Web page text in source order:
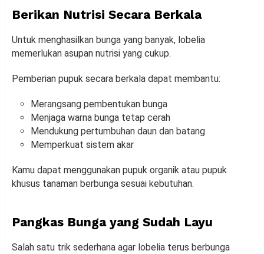
Berikan Nutrisi Secara Berkala
Untuk menghasilkan bunga yang banyak, lobelia
memerlukan asupan nutrisi yang cukup.
Pemberian pupuk secara berkala dapat membantu:
Merangsang pembentukan bunga
Menjaga warna bunga tetap cerah
Mendukung pertumbuhan daun dan batang
Memperkuat sistem akar
Kamu dapat menggunakan pupuk organik atau pupuk
khusus tanaman berbunga sesuai kebutuhan.
Pangkas Bunga yang Sudah Layu
Salah satu trik sederhana agar lobelia terus berbunga